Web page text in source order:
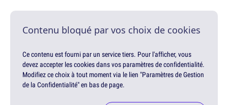
Contenu bloqué par vos choix de cookies
Ce contenu est fourni par un service tiers. Pour l'afficher, vous
devez accepter les cookies dans vos paramètres de confidentialité.
Modifiez ce choix à tout moment via le lien "Paramètres de Gestion
de la Confidentialité" en bas de page.